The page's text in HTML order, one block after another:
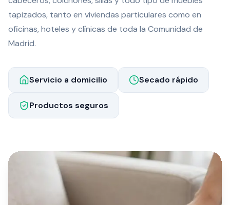
tapizados, tanto en viviendas particulares como en
oficinas, hoteles y clínicas de toda la Comunidad de
Madrid.
Servicio a domicilio Secado rápido
Productos seguros